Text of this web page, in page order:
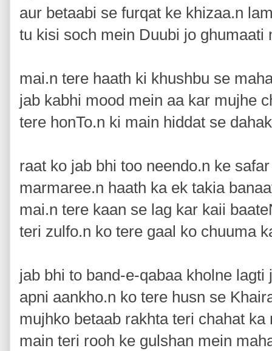
aur betaabi se furqat ke khizaa.n
tu kisi soch mein Duubi jo ghumaati
mai.n tere haath ki khushbu se
jab kabhi mood mein aa kar mujhe
tere honTo.n ki main hiddat se
raat ko jab bhi too neendo.n ke
marmaree.n haath ka ek takia
mai.n tere kaan se lag kar kaii
teri zulfo.n ko tere gaal ko chuuma
jab bhi to band-e-qabaa kholne lagti
apni aankho.n ko tere husn se
mujhko betaab rakhta teri chahat ka
main teri rooh ke gulshan mein